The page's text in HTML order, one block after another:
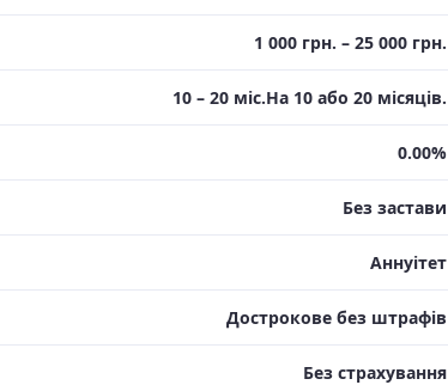
1 000 грн. – 25 000 грн.
10 – 20 міс.На 10 або 20 місяців.
0.00%
Без застави
Aннуітет
Дострокове без штрафів
Без страхування